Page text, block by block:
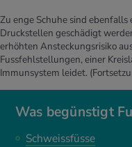
Was begünstigt
Schweissfüsse
Zu enge Schuhe sind
Druckstellen geschädigt
erhöhten Ansteckungsrisiko
Fussfehlstellungen, einer
Immunsystem leidet.